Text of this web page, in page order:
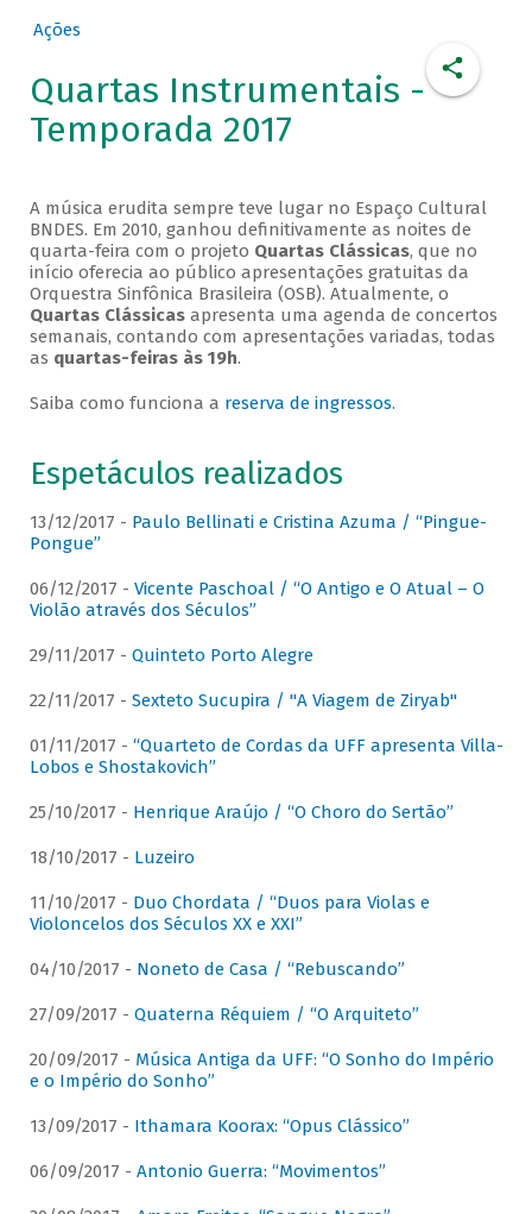
Ações
Quartas Instrumentais -
Temporada 2017
A música erudita sempre teve lugar no Espaço Cultural
BNDES. Em 2010, ganhou definitivamente as noites de
quarta-feira com o projeto Quartas Clássicas, que no
início oferecia ao público apresentações gratuitas da
Orquestra Sinfônica Brasileira (OSB). Atualmente, o
Quartas Clássicasapresenta uma agenda de concertos
semanais, contando com apresentações variadas, todas
as quartas-feiras às 19h.
Saiba como funciona a reserva de ingressos.
Espetáculos realizados
13/12/2017 - Paulo Bellinati e Cristina Azuma / “Pingue-
Pongue”
06/12/2017 - Vicente Paschoal / “O Antigo e O Atual – O
Violão através dos Séculos”
29/11/2017 - Quinteto Porto Alegre
22/11/2017 - Sexteto Sucupira / "A Viagem de Ziryab"
01/11/2017 - “Quarteto de Cordas da UFF apresenta Villa-
Lobos e Shostakovich”
25/10/2017 - Henrique Araújo / “O Choro do Sertão”
18/10/2017 - Luzeiro
11/10/2017 - Duo Chordata / “Duos para Violas e
Violoncelos dos Séculos XX e XXI”
04/10/2017 - Noneto de Casa / “Rebuscando”
27/09/2017 - Quaterna Réquiem / “O Arquiteto”
20/09/2017 - Música Antiga da UFF: “O Sonho do Império
e o Império do Sonho”
13/09/2017 - Ithamara Koorax: “Opus Clássico”
06/09/2017 - Antonio Guerra: “Movimentos”